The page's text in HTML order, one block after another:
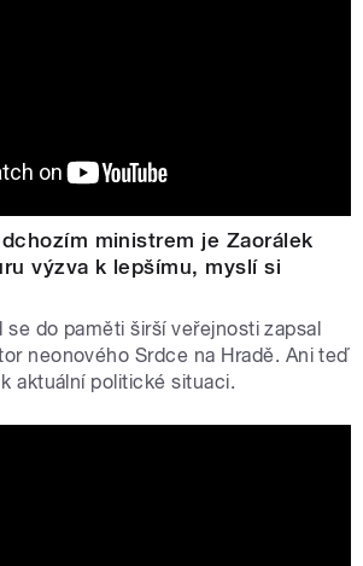
ministrem je Zaorálek
výzva k lepšímu, myslí si
se do paměti širší veřejnosti zapsal
neonového Srdce na Hradě. Ani teď
aktuální politické situaci.